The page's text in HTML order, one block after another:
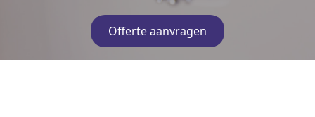
Offerte aanvragen